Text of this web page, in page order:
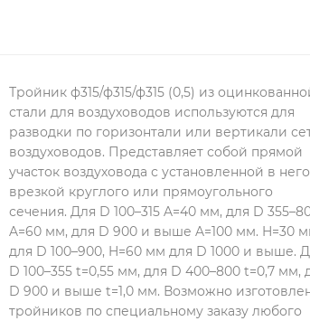
Тройник ф315/ф315/ф315 (0,5) из
стали для воздуховодов используются для
разводки по горизонтали или вертикали
воздуховодов. Представляет собой прямой
участок воздуховода с установленной в него
врезкой круглого или прямоугольного
сечения. Для D 100–315 A=40 мм, для D
A=60 мм, для D 900 и выше A=100 мм. H=30
для D 100–900, H=60 мм для D 1000 и выше.
D 100–355 t=0,55 мм, для D 400–800 t=0,7 мм,
D 900 и выше t=1,0 мм. Возможно
тройников по специальному заказу любого